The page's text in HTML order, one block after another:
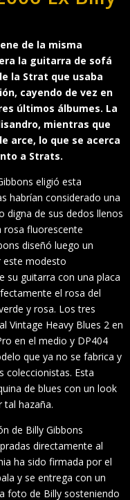
de la misma
la guitarra de sofá
la Strat que usaba
cayendo de vez en
últimos álbumes. La
mientras que
arce, lo que se acerca
a Strats.
eligió esta
habrían considerado una
digna de sus dedos llenos
rosa fluorescente
diseñó luego un
este modesto
su guitarra con una placa
el rosa del
y rosa. Los tres
Vintage Heavy Blues 2 en
en el medio y DP404
que ya no se fabrica y
coleccionistas. Esta
de blues con un look
tal hazaña.
de Billy Gibbons
directamente al
ha sido firmada por el
y se entrega con un
foto de Billy sosteniendo